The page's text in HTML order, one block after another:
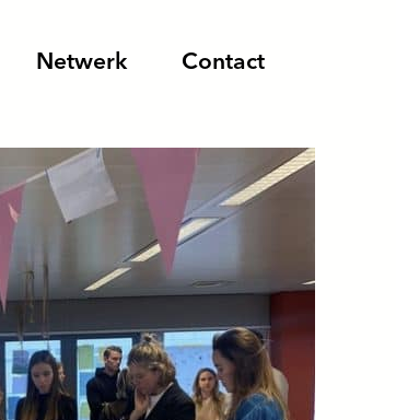
Netwerk Contact